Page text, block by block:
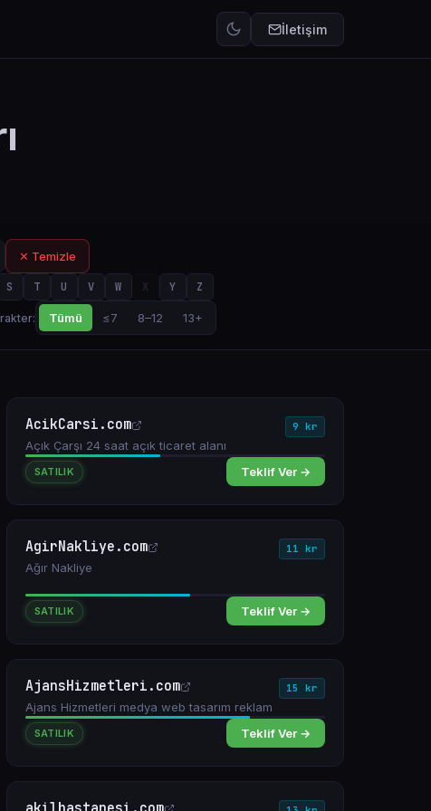
İletişim
✕ Temizle
S T U V W X Y Z
Tümü ≤7 8–12 13+
AcikCarsi.com 9 kr
Açık Çarşı 24 saat açık ticaret alanı
SATILIK Teklif Ver →
AgirNakliye.com 11 kr
Ağır Nakliye
SATILIK Teklif Ver →
AjansHizmetleri.com 15 kr
Ajans Hizmetleri medya web tasarım reklam
SATILIK Teklif Ver →